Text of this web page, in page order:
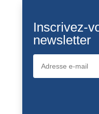
Inscrivez-
newsletter